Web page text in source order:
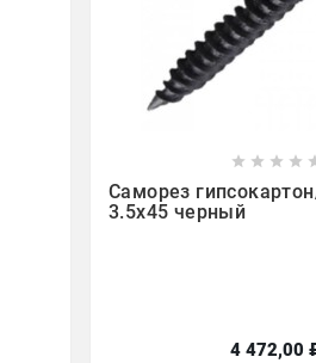
   
Саморез
3.5х45 черный
4 472,00